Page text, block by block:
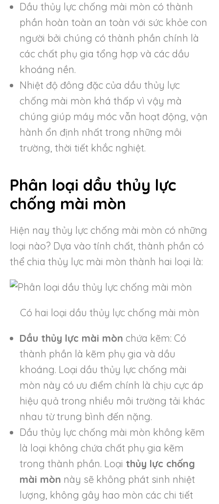
Dầu thủy lực chống mài mòn có thành
phần hoàn toàn an toàn với sức khỏe con
người bởi chúng có thành phần chính là
các chất phụ gia tổng hợp và các dầu
khoáng nền.
Nhiệt độ đông đặc của dầu thủy lực
chống mài mòn khá thấp vì vậy mà
chúng giúp máy móc vẫn hoạt động, vận
hành ổn định nhất trong những môi
trường, thời tiết khắc nghiệt.
Phân loại dầu thủy lực
chống mài mòn
Hiện nay thủy lực chống mài mòn có những
loại nào? Dựa vào tính chất, thành phần có
thể chia thủy lực mài mòn thành hai loại là:
Có hai loại dầu thủy lực chống mài mòn
Dầu thủy lực mài mòn chứa kẽm: Có
thành phần là kẽm phụ gia và dầu
khoáng. Loại dầu thủy lực chống mài
mòn này có ưu điểm chính là chịu cực áp
hiệu quả trong nhiều môi trường tải khác
nhau từ trung bình đến nặng.
Dầu thủy lực chống mài mòn không kẽm
là loại không chứa chất phụ gia kẽm
trong thành phần. Loại thủy lực chống
mài mòn này sẽ không phát sinh nhiệt
lượng, không gây hao mòn các chi tiết
Chuyển đổi ngôn ngữ
Tiếng Việt English